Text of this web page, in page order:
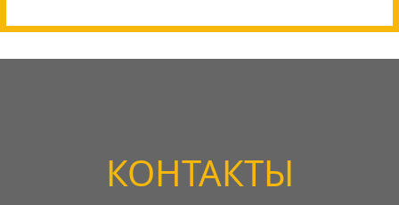
КОНТАКТЫ